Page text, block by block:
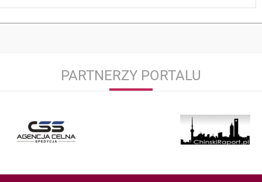
PARTNERZY PORTALU